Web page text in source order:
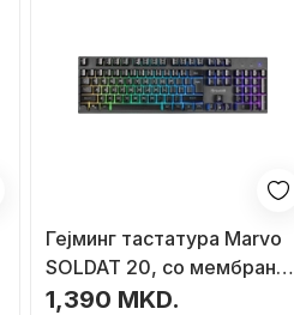
Гејминг тастатура Marvo
SOLDAT 20, со мембрана,
USB, со RGB
1,390 MKD.